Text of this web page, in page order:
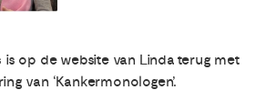
is op de website van Linda terug met
van ‘Kankermonologen’.